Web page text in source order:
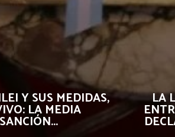
Y SUS MEDIDAS,
LA MEDIA
SANCIÓN...
LA